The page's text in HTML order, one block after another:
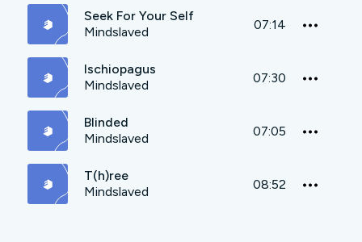
Seek For Your Self
Mindslaved
07:14
Ischiopagus
Mindslaved
07:30
Blinded
Mindslaved
07:05
T(h)ree
Mindslaved
08:52